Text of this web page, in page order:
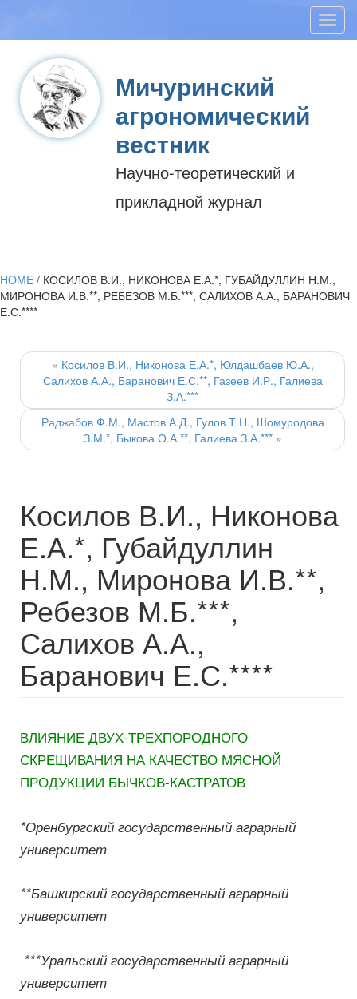
Мичуринский
агрономический
вестник
Научно-теоретический и
прикладной журнал
HOME / КОСИЛОВ В.И., НИКОНОВА Е.А.*, ГУБАЙДУЛЛИН Н.М.,
МИРОНОВА И.В.**, РЕБЕЗОВ М.Б.***, САЛИХОВ А.А., БАРАНОВИЧ
Е.С.****
Post
navigation
« Косилов В.И., Никонова Е.А.*, Юлдашбаев Ю.А.,
Салихов А.А., Баранович Е.С.**, Газеев И.Р., Галиева
З.А.***
Раджабов Ф.М., Мастов А.Д., Гулов Т.Н., Шомуродова
З.М.*, Быкова О.А.**, Галиева З.А.*** »
Косилов В.И., Никонова
Е.А.*, Губайдуллин
Н.М., Миронова И.В.**,
Ребезов М.Б.***,
Салихов А.А.,
Баранович Е.С.****
ВЛИЯНИЕ ДВУХ-ТРЕХПОРОДНОГО
СКРЕЩИВАНИЯ НА КАЧЕСТВО МЯСНОЙ
ПРОДУКЦИИ БЫЧКОВ-КАСТРАТОВ
*Оренбургский государственный аграрный
университет
**Башкирский государственный аграрный
университет
***Уральский государственный аграрный
университет